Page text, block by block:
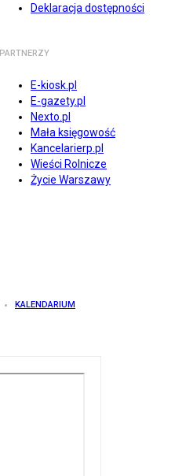
Deklaracja dostępności
PARTNERZY
E-kiosk.pl
E-gazety.pl
Nexto.pl
Mała księgowość
Kancelarierp.pl
Wieści Rolnicze
Życie Warszawy
KALENDARIUM